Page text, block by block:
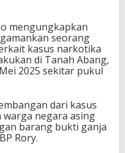
mengungkapkan
seorang
kasus narkotika
di Tanah Abang,
2025 sekitar pukul
dari kasus
negara asing
barang bukti ganja
Rory.